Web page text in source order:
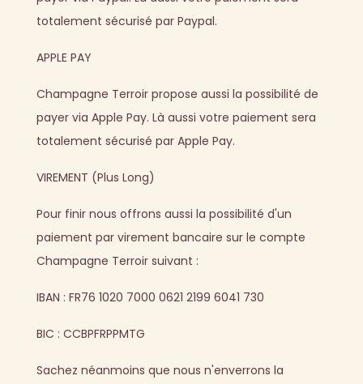
totalement sécurisé par Paypal.
APPLE PAY
Champagne Terroir propose aussi la possibilité de
payer via Apple Pay. Là aussi votre paiement sera
totalement sécurisé par Apple Pay.
VIREMENT (Plus Long)
Pour finir nous offrons aussi la possibilité d'un
paiement par virement bancaire sur le compte
Champagne Terroir suivant :
IBAN : FR76 1020 7000 0621 2199 6041 730
BIC : CCBPFRPPMTG
Sachez néanmoins que nous n'enverrons la